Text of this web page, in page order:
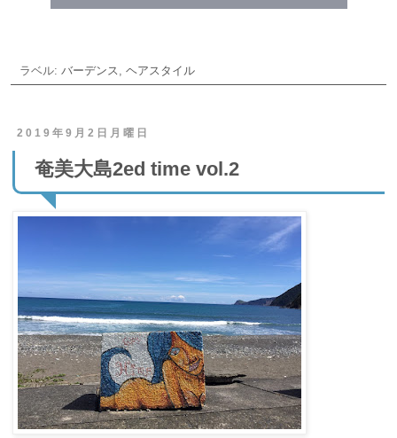
ラベル: バーデンス, ヘアスタイル
2019年9月2日月曜日
奄美大島2ed time vol.2